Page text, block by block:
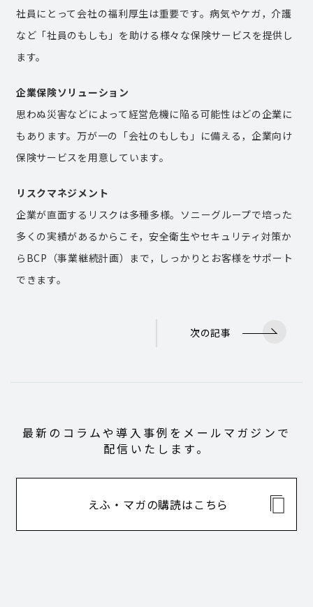
社員にとって会社の福利厚生は重要です。病気やケガ，介護
など「社員のもしも」を助ける様々な保険サービスを提供し
ます。
企業保険ソリューション
思わぬ災害などによって経営危機に陥る可能性はどの企業に
もあります。万が一の「会社のもしも」に備える，企業向け
保険サービスを用意しています。
リスクマネジメント
企業が直面するリスクは多種多様。ソニーグループで培った
多くの実績があるからこそ，安全衛生やセキュリティ対策か
らBCP（事業継続計画）まで，しっかりとお客様をサポート
できます。
次の記事
最新のコラムや導入事例をメールマガジンで
配信いたします。
えふ・マガの購読はこちら